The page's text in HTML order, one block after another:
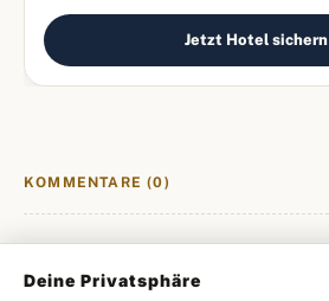
Jetzt Hotel sichern
KOMMENTARE (0)
Deine Privatsphäre